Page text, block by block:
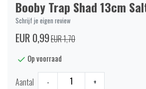
Booby Trap Shad 13cm
Schrijf je eigen review
EUR 0,99EUR 1,70
Op voorraad
Aantal - +